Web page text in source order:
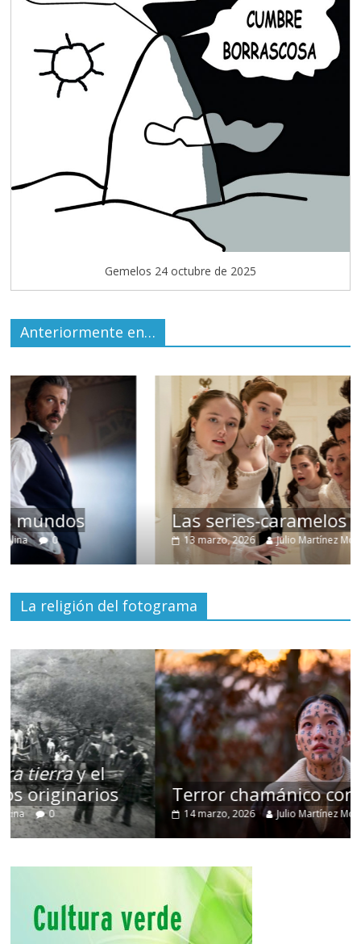
Gemelos 24 octubre de 2025
Anteriormente en…
Las series-caramelos de Shondaland
13 marzo, 2026 Julio Martínez Molina 0
La religión del fotograma
Terror chamánico coreano
14 marzo, 2026 Julio Martínez Molina 0